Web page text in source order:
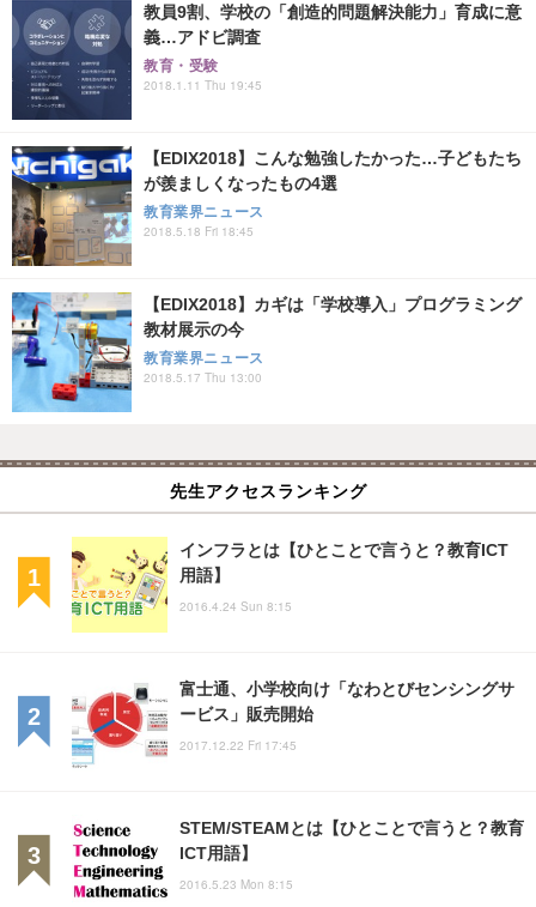
教員9割、学校の「創造的問題解決能力」育成に意
義…アドビ調査
教育・受験
2018.1.11 Thu 19:45
【EDIX2018】こんな勉強したかった…子どもたち
が羨ましくなったもの4選
教育業界ニュース
2018.5.18 Fri 18:45
【EDIX2018】カギは「学校導入」プログラミング
教材展示の今
教育業界ニュース
2018.5.17 Thu 13:00
先生アクセスランキング
インフラとは【ひとことで言うと？教育ICT
用語】
2016.4.24 Sun 8:15
富士通、小学校向け「なわとびセンシングサ
ービス」販売開始
2017.12.22 Fri 17:45
STEM/STEAMとは【ひとことで言うと？教育
ICT用語】
2016.5.23 Mon 8:15